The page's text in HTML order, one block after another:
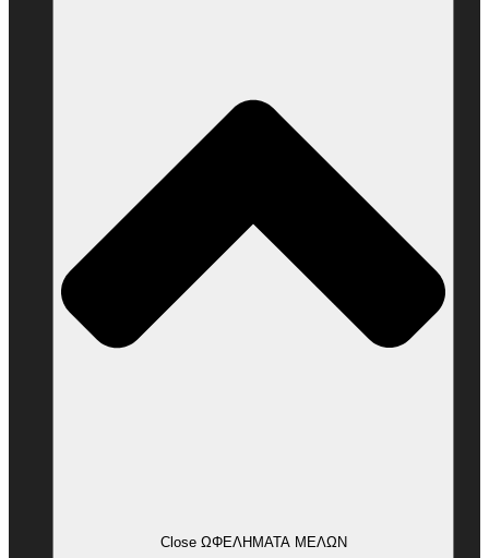
Close ΩΦΕΛΗΜΑΤΑ ΜΕΛΩΝ